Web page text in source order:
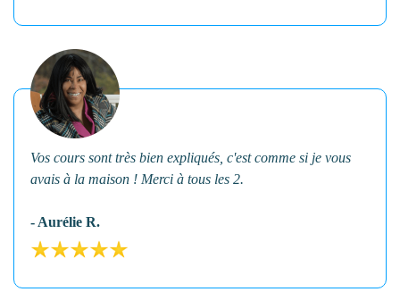
Vos cours sont très bien expliqués, c'est comme si je vous
avais à la maison ! Merci à tous les 2.
- Aurélie R.